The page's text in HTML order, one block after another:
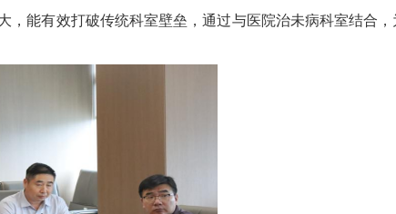
，能有效打破传统科室壁垒，通过与医院治未病科室结合